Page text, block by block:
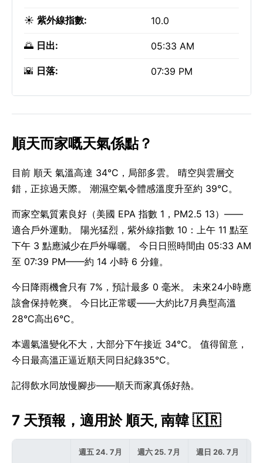
☀️ 紫外線指數: 10.0
🌅 日出: 05:33 AM
🌇 日落: 07:39 PM
順天而家嘅天氣係點？
目前 順天 氣溫高達 34°C，局部多雲。 晴空與雲層交
錯，正掠過天際。 潮濕空氣令體感溫度升至約 39°C。
而家空氣質素良好（美國 EPA 指數 1，PM2.5 13）——
適合戶外運動。 陽光猛烈，紫外線指數 10：上午 11 點至
下午 3 點應減少在戶外曝曬。 今日日照時間由 05:33 AM
至 07:39 PM——約 14 小時 6 分鐘。
今日降雨機會只有 7%，預計最多 0 毫米。 未來24小時應
該會保持乾爽。 今日比正常暖——大約比7月典型高溫
28°C高出6°C。
本週氣溫變化不大，大部分下午接近 34°C。 值得留意，
今日最高溫正逼近順天同日紀錄35°C。
記得飲水同放慢腳步——順天而家真係好熱。
7 天預報，適用於 順天, 南韓 🇰🇷
週五 24. 7月 週六 25. 7月 週日 26. 7月